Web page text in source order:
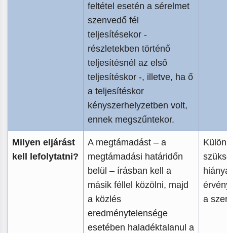
feltétel esetén a sérelmet
szenvedő fél
teljesítésekor -
részletekben történő
teljesítésnél az első
teljesítéskor -, illetve, ha ő
a teljesítéskor
kényszerhelyzetben volt,
ennek megszűntekor.
Milyen eljárást
kell lefolytatni?
A megtámadást – a
megtámadási határidőn
belül – írásban kell a
másik féllel közölni, majd
a közlés
eredménytelensége
esetében haladéktalanul a
a